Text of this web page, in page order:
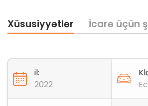
Xüsusiyyətlər İcarə üçün
il:
2022